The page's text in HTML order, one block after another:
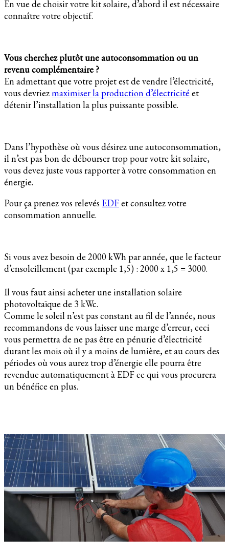
En vue de choisir votre kit solaire, d’abord il est nécessaire
connaître votre objectif.
Vous cherchez plutôt une autoconsommation ou un
revenu complémentaire ?
En admettant que votre projet est de vendre l’électricité,
vous devriezmaximiser la production d’électricité et
détenir l’installation la plus puissante possible.
Dans l’hypothèse où vous désirez une autoconsommation,
il n’est pas bon de débourser trop pour votre kit solaire,
vous devez juste vous rapporter à votre consommation en
énergie.
Pour ça prenez vos relevés EDFet consultez votre
consommation annuelle.
Si vous avez besoin de 2000 kWh par année, que le facteur
d’ensoleillement (par exemple 1,5) : 2000 x 1,5 = 3000.
Il vous faut ainsi acheter une installation solaire
photovoltaïque de 3 kWc.
Comme le soleil n’est pas constant au fil de l’année, nous
recommandons de vous laisser une marge d’erreur, ceci
vous permettra de ne pas être en pénurie d’électricité
durant les mois où il y a moins de lumière, et au cours des
périodes où vous aurez trop d’énergie elle pourra être
revendue automatiquement à EDF ce qui vous procurera
un bénéfice en plus.